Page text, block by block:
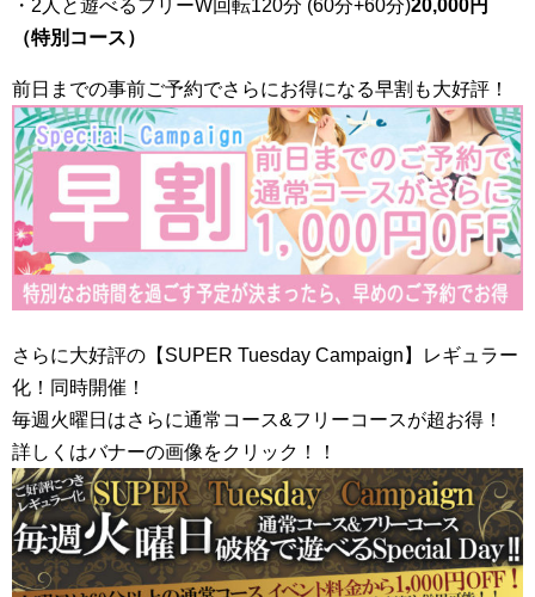
・2人と遊べるフリーW回転120分 (60分+60分)20,000円
（特別コース）
前日までの事前ご予約でさらにお得になる早割も大好評！
さらに大好評の【SUPER Tuesday Campaign】レギュラー
化！同時開催！
毎週火曜日はさらに通常コース&フリーコースが超お得！
詳しくはバナーの画像をクリック！！